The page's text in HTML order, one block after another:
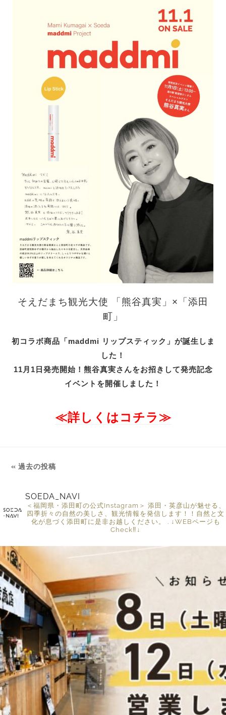
そえだまち観光大使 「熊谷真実」×「添田
町」
初コラボ商品「maddmi リップスティック」が誕生しま
した！
11月1日発売開始！熊谷真実さんをお招きして発売記念
イベントを開催しました！
≪詳しくはコチラ≫
« 過去の投稿
SOEDA_NAVI
＜福岡県・添田町の公式Instagram＞ 添田・英彦山が魅せる、
四季折々の自然の美しさ、観光情報を発信します！！自然と文
化が息づく添田町に是非お越しください。
. ↓WEBページも
Check‼︎↓